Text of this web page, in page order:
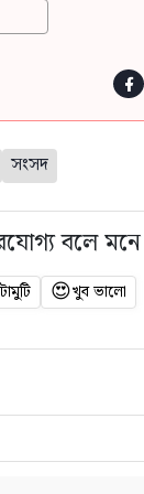

সংসদ
বলে
😍খুব ভালো